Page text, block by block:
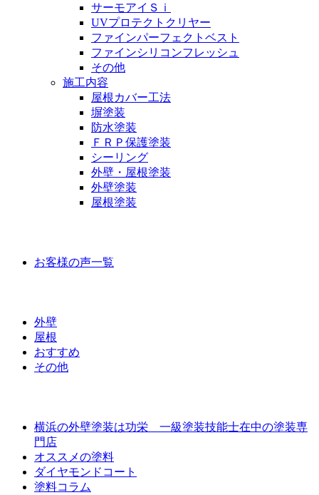
サーモアイＳｉ
UVプロテクトクリヤー
ファインパーフェクトベスト
ファインシリコンフレッシュ
その他
施工内容
屋根カバー工法
塀塗装
防水塗装
ＦＲＰ保護塗装
シーリング
外壁・屋根塗装
外壁塗装
屋根塗装
お客様の声一覧
外壁
屋根
おすすめ
その他
横浜の外壁塗装は功栄 一級塗装技能士在中の塗装専
門店
オススメの塗料
ダイヤモンドコート
塗料コラム